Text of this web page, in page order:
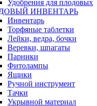
Удобрения для плодовых
ИНВЕНТАРЬ
Инвентарь
Торфяные таблетки
Лейки, ведра, бочки
Веревки, шпагаты
Парники
Фитолампы
Ящики
Ручной инструмент
Тачки
Укрывной материал